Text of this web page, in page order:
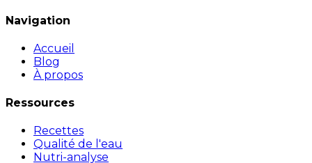
Navigation
Accueil
Blog
À propos
Ressources
Recettes
Qualité de l'eau
Nutri-analyse